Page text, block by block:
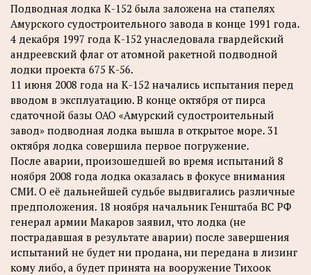
Подводная лодка К-152 была заложена на стапелях
Амурского судостроительного завода в конце 1991 года.
4 декабря 1997 года К-152 унаследовала гвардейский
андреевский флаг от атомной ракетной подводной
лодки проекта 675 К-56.
11 июня 2008 года на К-152 начались испытания перед
вводом в эксплуатацию. В конце октября от пирса
сдаточной базы ОАО «Амурский судостроительный
завод» подводная лодка вышла в открытое море. 31
октября лодка совершила первое погружение.
После аварии, произошедшей во время испытаний 8
ноября 2008 года лодка оказалась в фокусе внимания
СМИ. О её дальнейшей судьбе выдвигались различные
предположения. 18 ноября начальник Генштаба ВС РФ
генерал армии Макаров заявил, что лодка (не
пострадавшая в результате аварии) после завершения
испытаний не будет ни продана, ни передана в лизинг
кому либо, а будет принята на вооружение Тихоок